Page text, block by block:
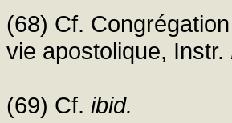
(68) Cf.
vie apostolique, Instr.
(69) Cf. ibid.